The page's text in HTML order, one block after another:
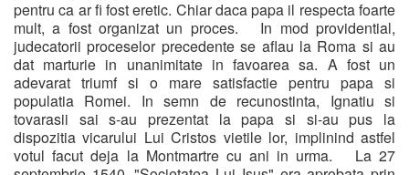
pentru ca ar fi fost eretic. Chiar daca papa il respecta foarte
mult, a fost organizat un proces. In mod providential,
judecatorii proceselor precedente se aflau la Roma si au
dat marturie in unanimitate in favoarea sa. A fost un
adevarat triumf si o mare satisfactie pentru papa si
populatia Romei. In semn de recunostinta, Ignatiu si
tovarasii sai s-au prezentat la papa si si-au pus la
dispozitia vicarului Lui Cristos vietile lor, implinind astfel
votul facut deja la Montmartre cu ani in urma. La 27